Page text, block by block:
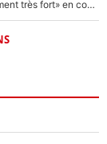
XV de France : Antoine Dupont impliqué dans «un moment très fort» en coulisses